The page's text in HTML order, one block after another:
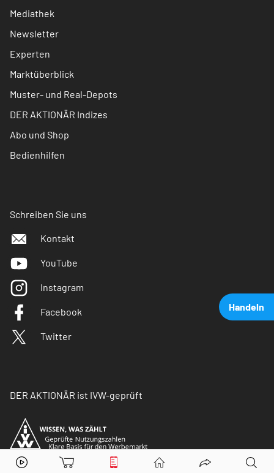
Handeln
Apple Aktie jetzt handeln?
Mediathek
Newsletter
Experten
Marktüberblick
Muster- und Real-Depots
DER AKTIONÄR Indizes
Abo und Shop
Bedienhilfen
Schreiben Sie uns
Kontakt
YouTube
Instagram
Facebook
Twitter
DER AKTIONÄR ist IVW-geprüft